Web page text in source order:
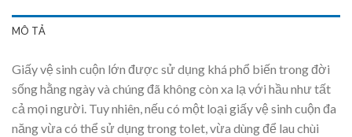
MÔ TẢ
Giấy vệ sinh cuộn lớn được sử dụng khá phổ biến trong đời
sống hằng ngày và chúng đã không còn xa lạ với hầu như tất
cả mọi người. Tuy nhiên, nếu có một loại giấy vệ sinh cuộn đa
năng vừa có thể sử dụng trong tolet, vừa dùng để lau chùi